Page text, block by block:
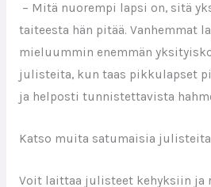
– Mitä nuorempi lapsi on, sitä
taiteesta hän pitää. Vanhemmat
mieluummin enemmän
julisteita, kun taas pikkulapset
ja helposti tunnistettavista
Katso muita satumaisia
Voit laittaa julisteet kehyksiin ja